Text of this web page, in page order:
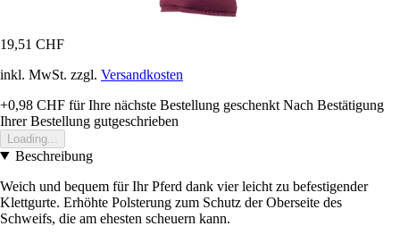
19,51 CHF
inkl. MwSt. zzgl. Versandkosten
+0,98 CHF für Ihre nächste Bestellung geschenkt Nach Bestätigung
Ihrer Bestellung gutgeschrieben
Loading...
Beschreibung
Weich und bequem für Ihr Pferd dank vier leicht zu befestigender
Klettgurte. Erhöhte Polsterung zum Schutz der Oberseite des
Schweifs, die am ehesten scheuern kann.